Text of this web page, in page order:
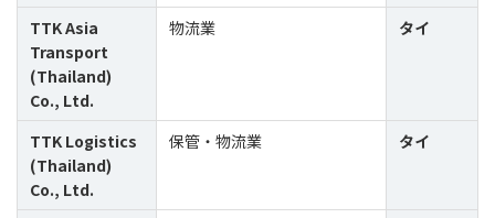
TTK Asia
Transport
(Thailand)
Co., Ltd.
物流業 タイ
TTK Logistics
(Thailand)
Co., Ltd.
保管・物流業 タイ